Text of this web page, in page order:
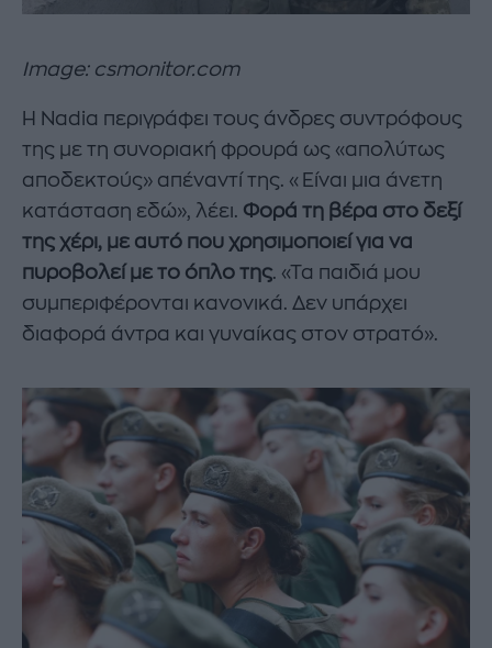
Image: csmonitor.com
Η Nadia περιγράφει τους άνδρες συντρόφους
της με τη συνοριακή φρουρά ως «απολύτως
αποδεκτούς» απέναντί ​​της. «Είναι μια άνετη
κατάσταση εδώ», λέει. Φορά τη βέρα στο δεξί
της χέρι, με αυτό που χρησιμοποιεί για να
πυροβολεί με το όπλο της. «Τα παιδιά μου
συμπεριφέρονται κανονικά. Δεν υπάρχει
διαφορά άντρα και γυναίκας στον στρατό».